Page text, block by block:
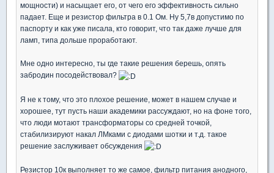
мощности) и насыщает его, от чего его эффективность сильно
падает. Еще и резистор фильтра в 0.1 Ом. Ну 5,7в допустимо по
паспорту и как уже писала, кто говорит, что так даже лучше для
ламп, типа дольше проработают.
Мне одно интересно, ты где такие решения берешь, опять
забродин посодействовал?
Я не к тому, что это плохое решение, может в нашем случае и
хорошее, тут пусть наши академики рассуждают, но на фоне того,
что люди мотают трансформаторы со средней точкой,
стабилизируют накал ЛМками с диодами шотки и т.д. такое
решение заслуживает обсуждения
Резистор 10к выполняет то же самое, фильтр питания анодного,